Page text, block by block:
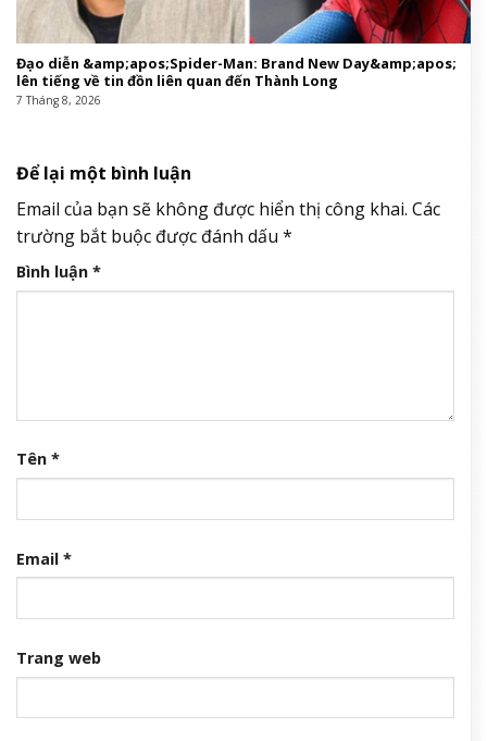
Đạo diễn &amp;apos;Spider-Man: Brand New Day&amp;apos;
lên tiếng về tin đồn liên quan đến Thành Long
7 Tháng 8, 2026
Để lại một bình luận
Email của bạn sẽ không được hiển thị công khai. Các
trường bắt buộc được đánh dấu *
Bình luận *
Tên *
Email *
Trang web